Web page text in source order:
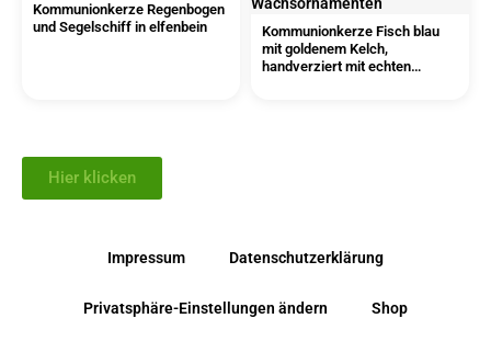
Kommunionkerze Regenbogen
und Segelschiff in elfenbein
Kommunionkerze Fisch blau
mit goldenem Kelch,
handverziert mit echten
Hier klicken
Impressum Datenschutzerklärung
Privatsphäre-Einstellungen ändern Shop